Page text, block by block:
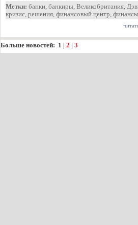
Метки: банки, банкиры, Великобритания,
кризис, решения, финансовый центр, финансы
Больше новостей: 1 | 2 | 3